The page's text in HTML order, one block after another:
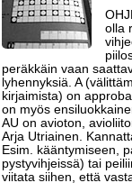
olla
peräkkäin vaan
lyhennyksiä. A
kirjaimista) on
on myös
AU on avioton,
Arja Utriainen.
Esim. kääntymiseen,
pystyvihjeissä) tai
viitata siihen, että